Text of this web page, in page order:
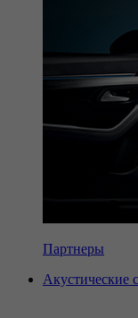
Партнеры
Акустические